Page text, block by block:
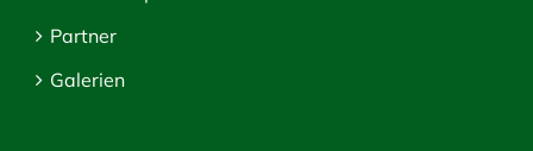
Partner
Galerien